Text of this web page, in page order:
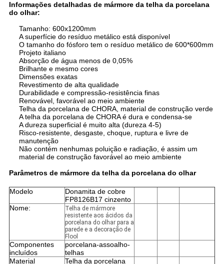
Informações detalhadas de mármore da telha da porcelana
do olhar:
Tamanho: 600x1200mm
A superfície do resíduo metálico está disponível
O tamanho do fósforo tem o resíduo metálico de 600*600mm
Projeto italiano
Absorção de água menos de 0,05%
Brilhante e mesmo cores
Dimensões exatas
Revestimento de alta qualidade
Durabilidade e compressão-resistência finas
Renovável, favorável ao meio ambiente
Telha da porcelana de CHORA, material de construção verde
A telha da porcelana de CHORA é dura e condensa-se
A dureza superficial é muito alta (dureza 4-5)
Risco-resistente, desgaste, choque, ruptura e livre de
manutenção
Não contém nenhumas poluição e radiação, é assim um
material de construção favorável ao meio ambiente
Parâmetros de mármore da telha da porcelana do olhar
Modelo
Donamita de cobre
FP8126B17 cinzento
Nome:
Telha de mármore
resistente aos ácidos da
porcelana do olhar para a
parede e a decoração de
Flool
Componentes
incluídos
porcelana-assoalho-
telhas
Material
Telha da porcelana